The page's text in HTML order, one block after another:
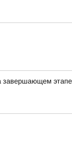
завершающем этапе